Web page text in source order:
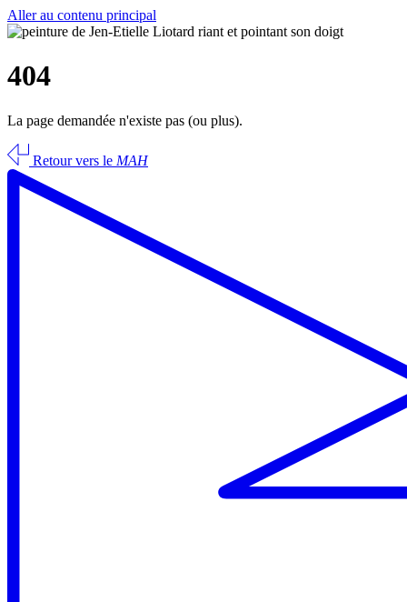
Aller au contenu principal
404
La page demandée n'existe pas (ou plus).
Retour vers le MAH